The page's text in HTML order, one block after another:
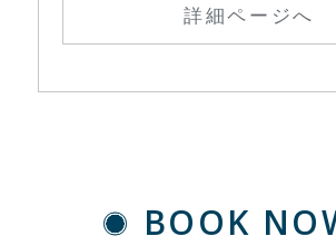
詳細ページへ
BOOK